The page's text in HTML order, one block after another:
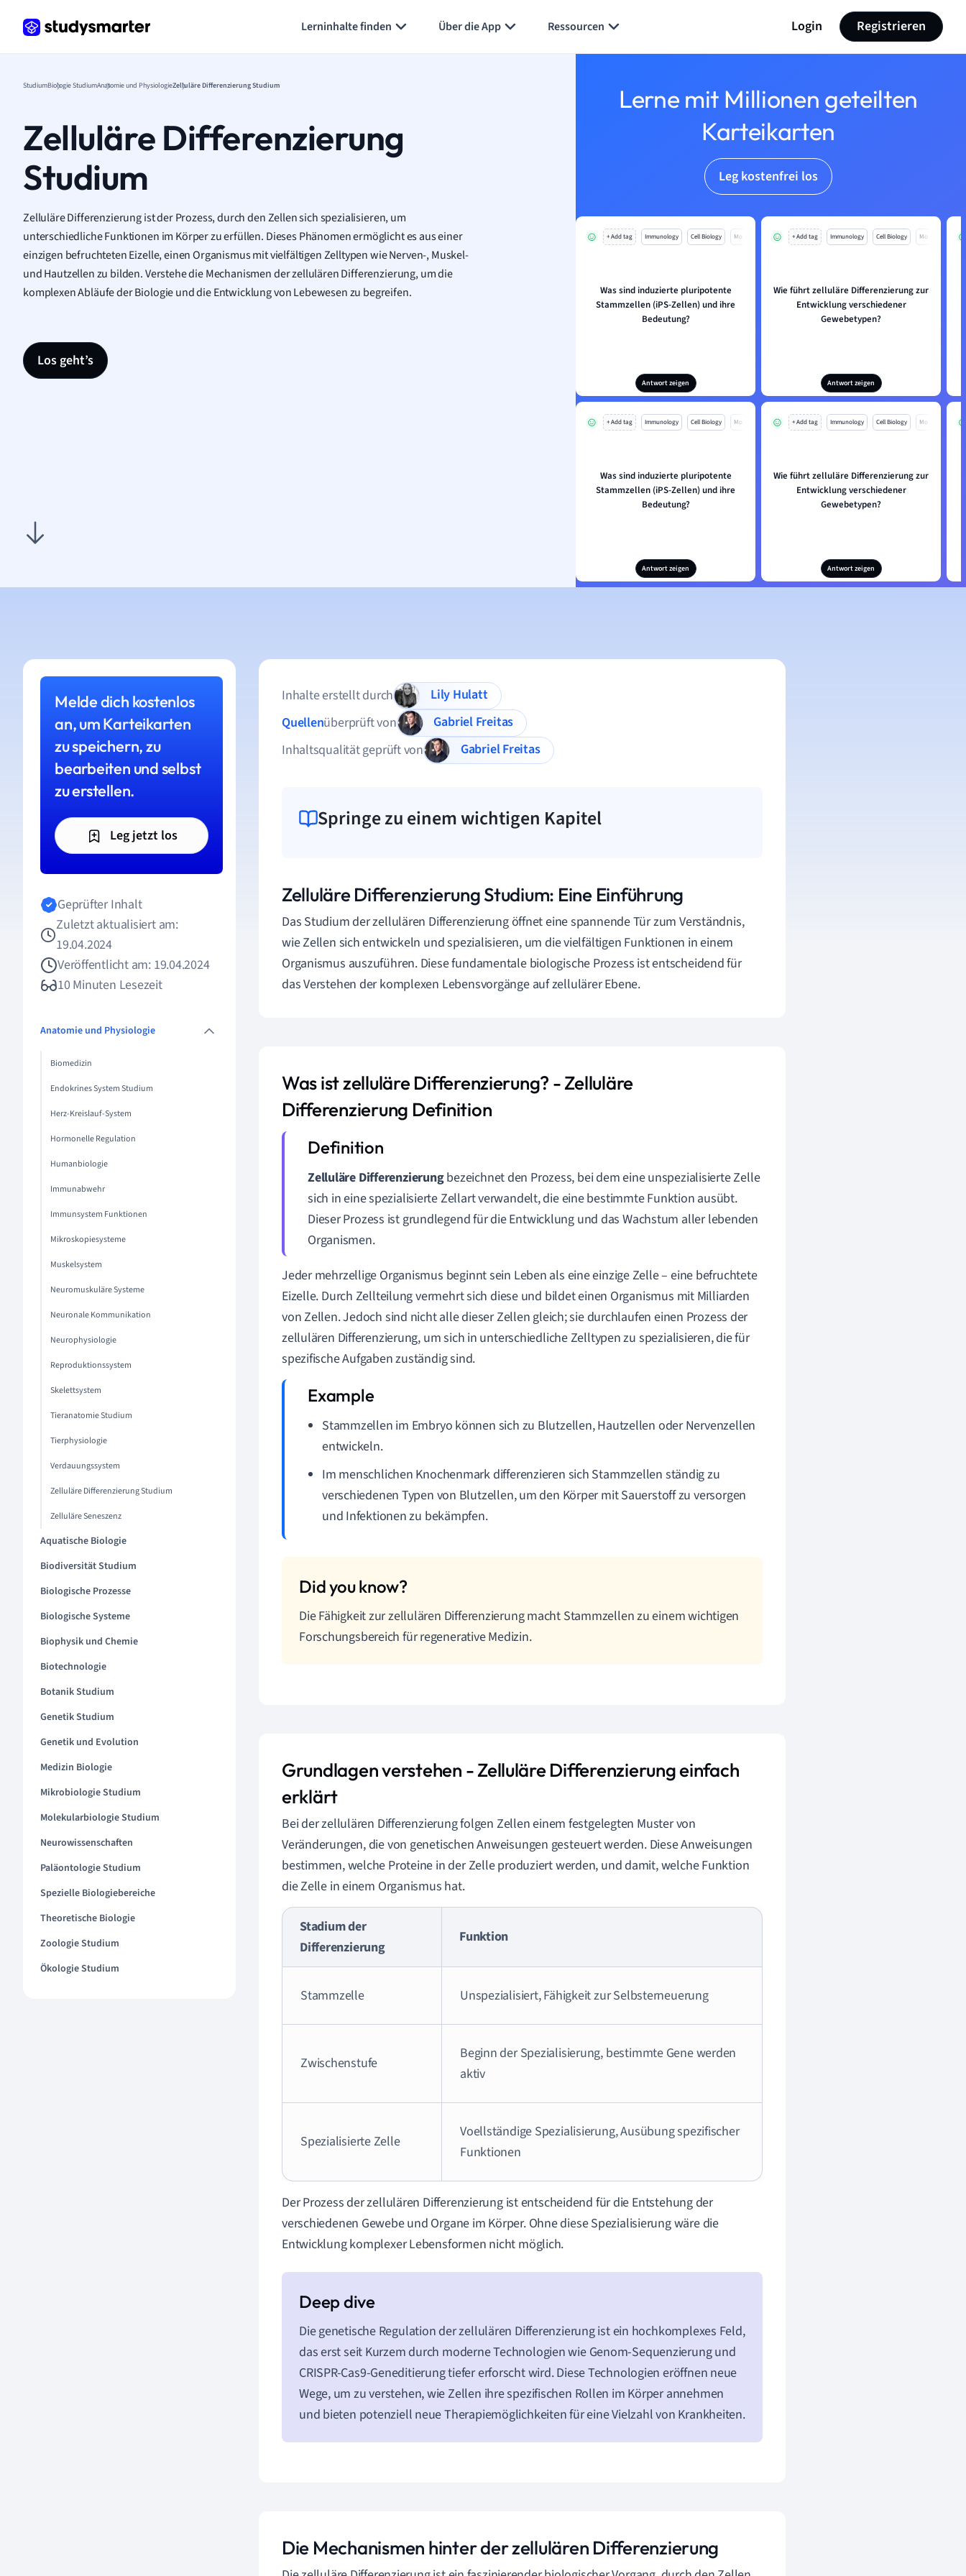
Lerninhalte finden Über die App Ressourcen Login Registrieren
StudiumBiologie StudiumAnatomie und PhysiologieZelluläre Differenzierung Studium
Zelluläre Differenzierung
Studium
Zelluläre Differenzierung ist der Prozess, durch den Zellen sich spezialisieren, um
unterschiedliche Funktionen im Körper zu erfüllen. Dieses Phänomen ermöglicht es aus einer
einzigen befruchteten Eizelle, einen Organismus mit vielfältigen Zelltypen wie Nerven-, Muskel-
und Hautzellen zu bilden. Verstehe die Mechanismen der zellulären Differenzierung, um die
komplexen Abläufe der Biologie und die Entwicklung von Lebewesen zu begreifen.
Los geht’s
Lerne mit Millionen geteilten
Karteikarten
Leg kostenfrei los
+ Add tag Immunology Cell Biology Mo
Was sind induzierte pluripotente
Stammzellen (iPS-Zellen) und ihre
Bedeutung?
Antwort zeigen
+ Add tag Immunology Cell Biology Mo
Wie führt zelluläre Differenzierung zur
Entwicklung verschiedener
Gewebetypen?
Antwort zeigen
+ Add tag Immunology Cell Biology Mo
Was sind induzierte pluripotente
Stammzellen (iPS-Zellen) und ihre
Bedeutung?
Antwort zeigen
+ Add tag Immunology Cell Biology Mo
Wie führt zelluläre Differenzierung zur
Entwicklung verschiedener
Gewebetypen?
Antwort zeigen
Melde dich kostenlos
an, um Karteikarten
zu speichern, zu
bearbeiten und selbst
zu erstellen.
Leg jetzt los
Geprüfter Inhalt
Zuletzt aktualisiert am:
19.04.2024
Veröffentlicht am: 19.04.2024
10 Minuten Lesezeit
Anatomie und Physiologie
Biomedizin
Endokrines System Studium
Herz-Kreislauf-System
Hormonelle Regulation
Humanbiologie
Immunabwehr
Immunsystem Funktionen
Mikroskopiesysteme
Muskelsystem
Neuromuskuläre Systeme
Neuronale Kommunikation
Neurophysiologie
Reproduktionssystem
Skelettsystem
Tieranatomie Studium
Tierphysiologie
Verdauungssystem
Zelluläre Differenzierung Studium
Zelluläre Seneszenz
Aquatische Biologie
Biodiversität Studium
Biologische Prozesse
Biologische Systeme
Biophysik und Chemie
Biotechnologie
Botanik Studium
Genetik Studium
Genetik und Evolution
Medizin Biologie
Mikrobiologie Studium
Molekularbiologie Studium
Neurowissenschaften
Paläontologie Studium
Spezielle Biologiebereiche
Theoretische Biologie
Zoologie Studium
Ökologie Studium
Inhalte erstellt durch
Lily Hulatt
Quellenüberprüft von
Gabriel Freitas
Inhaltsqualität geprüft von
Gabriel Freitas
Springe zu einem wichtigen Kapitel
Zelluläre Differenzierung Studium: Eine Einführung
Das Studium der zellulären Differenzierung öffnet eine spannende Tür zum Verständnis,
wie Zellen sich entwickeln und spezialisieren, um die vielfältigen Funktionen in einem
Organismus auszuführen. Diese fundamentale biologische Prozess ist entscheidend für
das Verstehen der komplexen Lebensvorgänge auf zellulärer Ebene.
Was ist zelluläre Differenzierung? - Zelluläre
Differenzierung Definition
Zelluläre Differenzierungbezeichnet den Prozess, bei dem eine unspezialisierte Zelle
sich in eine spezialisierte Zellart verwandelt, die eine bestimmte Funktion ausübt.
Dieser Prozess ist grundlegend für die Entwicklung und das Wachstum aller lebenden
Organismen.
Jeder mehrzellige Organismus beginnt sein Leben als eine einzige Zelle – eine befruchtete
Eizelle. Durch Zellteilung vermehrt sich diese und bildet einen Organismus mit Milliarden
von Zellen. Jedoch sind nicht alle dieser Zellen gleich; sie durchlaufen einen Prozess der
zellulären Differenzierung, um sich in unterschiedliche Zelltypen zu spezialisieren, die für
spezifische Aufgaben zuständig sind.
Stammzellen im Embryo können sich zu Blutzellen, Hautzellen oder Nervenzellen
entwickeln.
Im menschlichen Knochenmark differenzieren sich Stammzellen ständig zu
verschiedenen Typen von Blutzellen, um den Körper mit Sauerstoff zu versorgen
und Infektionen zu bekämpfen.
Die Fähigkeit zur zellulären Differenzierung macht Stammzellen zu einem wichtigen
Forschungsbereich für regenerative Medizin.
Grundlagen verstehen - Zelluläre Differenzierung einfach
erklärt
Bei der zellulären Differenzierung folgen Zellen einem festgelegten Muster von
Veränderungen, die von genetischen Anweisungen gesteuert werden. Diese Anweisungen
bestimmen, welche Proteine in der Zelle produziert werden, und damit, welche Funktion
die Zelle in einem Organismus hat.
Stadium der
Differenzierung
Funktion
Stammzelle Unspezialisiert, Fähigkeit zur Selbsterneuerung
Zwischenstufe
Beginn der Spezialisierung, bestimmte Gene werden
aktiv
Spezialisierte Zelle
Voellständige Spezialisierung, Ausübung spezifischer
Funktionen
Der Prozess der zellulären Differenzierung ist entscheidend für die Entstehung der
verschiedenen Gewebe und Organe im Körper. Ohne diese Spezialisierung wäre die
Entwicklung komplexer Lebensformen nicht möglich.
Die genetische Regulation der zellulären Differenzierung ist ein hochkomplexes Feld,
das erst seit Kurzem durch moderne Technologien wie Genom-Sequenzierung und
CRISPR-Cas9-Geneditierung tiefer erforscht wird. Diese Technologien eröffnen neue
Wege, um zu verstehen, wie Zellen ihre spezifischen Rollen im Körper annehmen
und bieten potenziell neue Therapiemöglichkeiten für eine Vielzahl von Krankheiten.
Die Mechanismen hinter der zellulären Differenzierung